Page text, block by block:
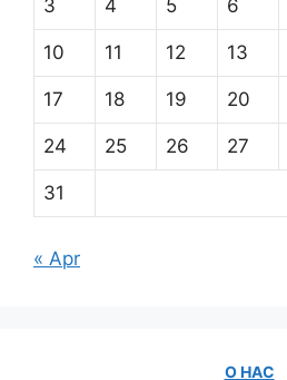
3 4 5 6
10 11 12 13
17 18 19 20
24 25 26 27
31
« Apr
О НАС